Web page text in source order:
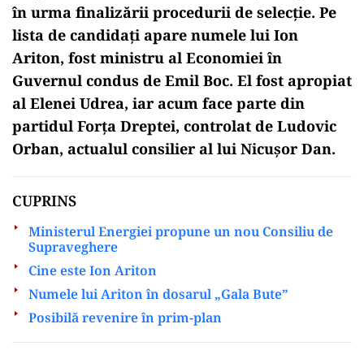
în urma finalizării procedurii de selecție. Pe
lista de candidați apare numele lui Ion
Ariton, fost ministru al Economiei în
Guvernul condus de Emil Boc. El fost apropiat
al Elenei Udrea, iar acum face parte din
partidul Forța Dreptei, controlat de Ludovic
Orban, actualul consilier al lui Nicușor Dan.
CUPRINS
Ministerul Energiei propune un nou Consiliu de
Supraveghere
Cine este Ion Ariton
Numele lui Ariton în dosarul „Gala Bute”
Posibilă revenire în prim-plan